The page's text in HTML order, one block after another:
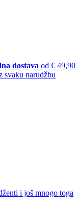
dostava od € 49,90
svaku narudžbu
i još mnogo toga